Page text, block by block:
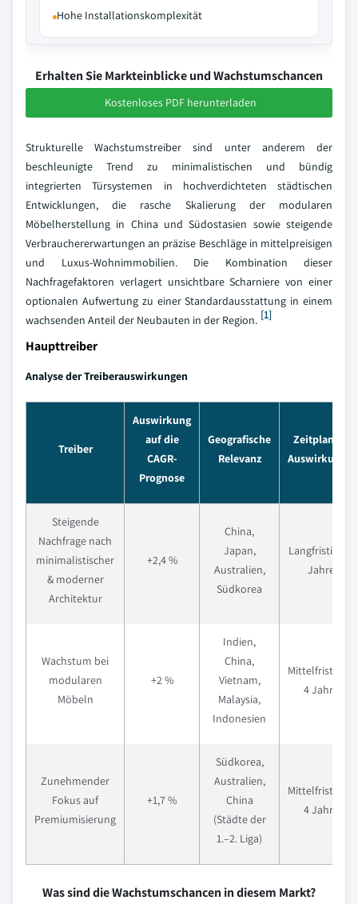
Hohe Installationskomplexität
Erhalten Sie Markteinblicke und Wachstumschancen
Kostenloses PDF herunterladen
Strukturelle Wachstumstreiber sind unter anderem der
beschleunigte Trend zu minimalistischen und bündig
integrierten Türsystemen in hochverdichteten städtischen
Entwicklungen, die rasche Skalierung der modularen
Möbelherstellung in China und Südostasien sowie steigende
Verbrauchererwartungen an präzise Beschläge in mittelpreisigen
und Luxus-Wohnimmobilien. Die Kombination dieser
Nachfragefaktoren verlagert unsichtbare Scharniere von einer
optionalen Aufwertung zu einer Standardausstattung in einem
wachsenden Anteil der Neubauten in der Region. [1]
Haupttreiber
Analyse der Treiberauswirkungen
Treiber
Auswirkung
auf die
CAGR-
Prognose
Geografische
Relevanz
Zeitplan der
Auswirkungen
Steigende
Nachfrage nach
minimalistischer
& moderner
Architektur
+2,4 %
China,
Japan,
Australien,
Südkorea
Langfristig (≥ 4
Jahre)
Wachstum bei
modularen
Möbeln
+2 %
Indien,
China,
Vietnam,
Malaysia,
Indonesien
Mittelfristig (2–
4 Jahre)
Zunehmender
Fokus auf
Premiumisierung
+1,7 %
Südkorea,
Australien,
China
(Städte der
1.–2. Liga)
Mittelfristig (2–
4 Jahre)
Was sind die Wachstumschancen in diesem Markt?